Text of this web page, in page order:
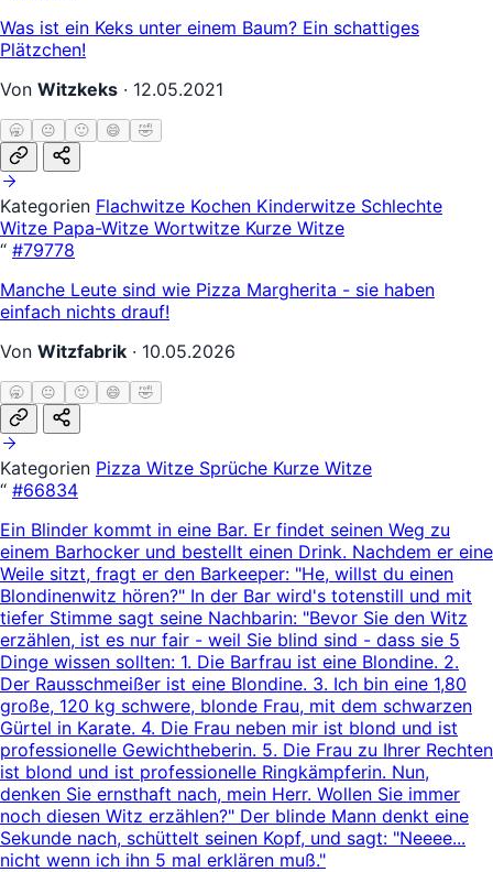
Was ist ein Keks unter einem Baum? Ein schattiges
Plätzchen!
Von Witzkeks · 12.05.2021
🥱 😐 🙂 😄 🤣
Kategorien Flachwitze Kochen Kinderwitze Schlechte
Witze Papa-Witze Wortwitze Kurze Witze
“ #79778
Manche Leute sind wie Pizza Margherita - sie haben
einfach nichts drauf!
Von Witzfabrik · 10.05.2026
🥱 😐 🙂 😄 🤣
Kategorien Pizza Witze Sprüche Kurze Witze
“ #66834
Ein Blinder kommt in eine Bar. Er findet seinen Weg zu
einem Barhocker und bestellt einen Drink. Nachdem er eine
Weile sitzt, fragt er den Barkeeper: "He, willst du einen
Blondinenwitz hören?" In der Bar wird's totenstill und mit
tiefer Stimme sagt seine Nachbarin: "Bevor Sie den Witz
erzählen, ist es nur fair - weil Sie blind sind - dass sie 5
Dinge wissen sollten: 1. Die Barfrau ist eine Blondine. 2.
Der Rausschmeißer ist eine Blondine. 3. Ich bin eine 1,80
große, 120 kg schwere, blonde Frau, mit dem schwarzen
Gürtel in Karate. 4. Die Frau neben mir ist blond und ist
professionelle Gewichtheberin. 5. Die Frau zu Ihrer Rechten
ist blond und ist professionelle Ringkämpferin. Nun,
denken Sie ernsthaft nach, mein Herr. Wollen Sie immer
noch diesen Witz erzählen?" Der blinde Mann denkt eine
Sekunde nach, schüttelt seinen Kopf, und sagt: "Neeee...
nicht wenn ich ihn 5 mal erklären muß."